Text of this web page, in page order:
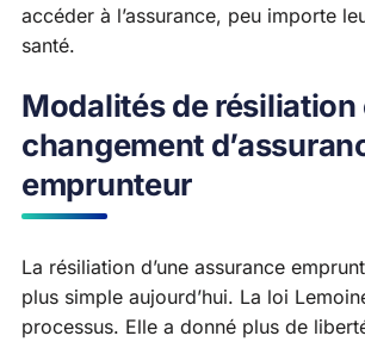
accéder à l’assurance, peu importe
santé.
Modalités de résiliation
changement
emprunteur
La résiliation d’une assurance
plus simple aujourd’hui. La loi
processus. Elle a donné plus de